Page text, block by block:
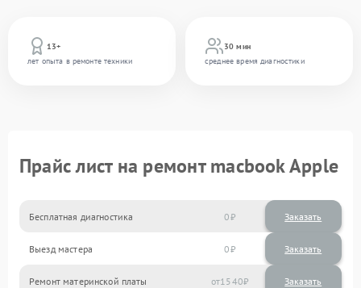
13+
лет опыта в ремонте техники
30 мин
среднее время диагностики
Прайс лист на ремонт macbook Apple
Бесплатная диагностика 0 Заказать
Выезд мастера 0 Заказать
Ремонт материнской платы 1540